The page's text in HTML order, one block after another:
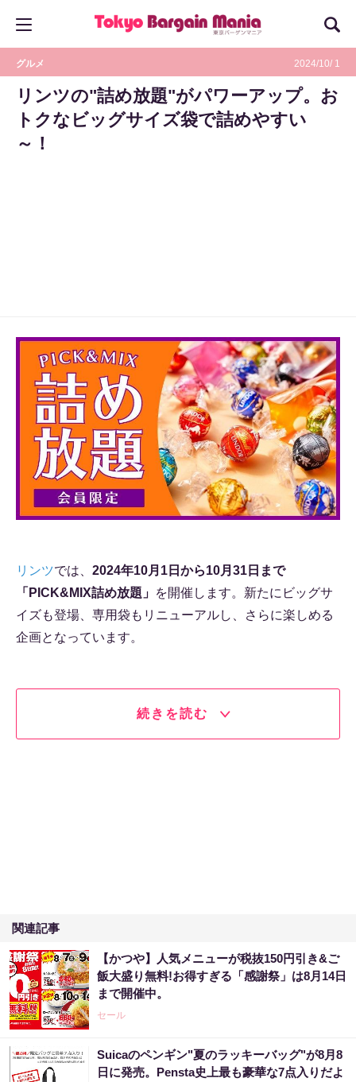
グルメ 2024/10/ 1
リンツの"詰め放題"がパワーアップ。お
トクなビッグサイズ袋で詰めやすい
～！
リンツでは、 2024年10月1日から10月31日まで
「PICK&MIX詰め放題」 を開催します。新たにビッグサ
イズも登場、専用袋もリニューアルし、さらに楽しめる
企画となっています。
続きを読む
関連記事
【かつや】人気メニューが税抜150円引き&ご
飯大盛り無料!お得すぎる「感謝祭」は8月14日
まで開催中。
セール
Suicaのペンギン"夏のラッキーバッグ"が8月8
日に発売。Pensta史上最も豪華な7点入りだよ